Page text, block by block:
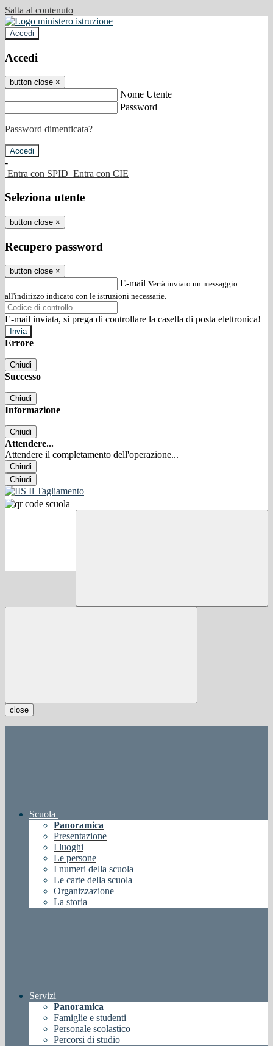
Salta al contenuto
Accedi
Accedi
button close ×
Nome Utente
Password
Password dimenticata?
-
Entra con SPID Entra con CIE
Seleziona utente
button close ×
Recupero password
button close ×
E-mail Verrà inviato un messaggio
all'indirizzo indicato con le istruzioni necessarie.
E-mail inviata, si prega di controllare la casella di posta elettronica!
Errore
Chiudi
Successo
Chiudi
Informazione
Chiudi
Attendere...
Attendere il completamento dell'operazione...
Chiudi
Chiudi
close
Scuola
Panoramica
Presentazione
I luoghi
Le persone
I numeri della scuola
Le carte della scuola
Organizzazione
La storia
Servizi
Panoramica
Famiglie e studenti
Personale scolastico
Percorsi di studio